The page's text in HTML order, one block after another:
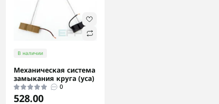
В наличии
Механическая система
замыкания круга (уса)
0
528.00